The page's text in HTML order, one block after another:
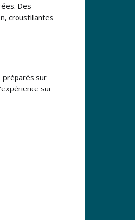
Des
croustillantes
préparés sur
sur